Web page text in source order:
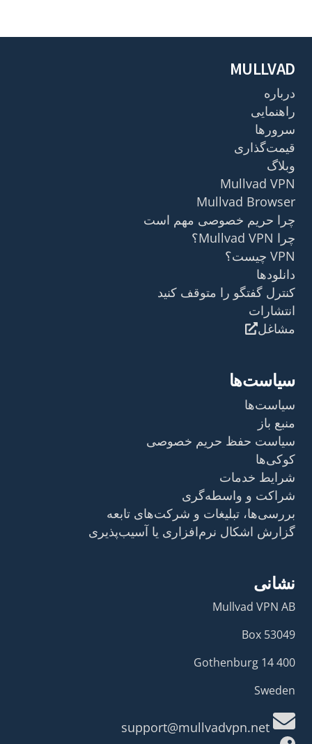
MULLVAD
درباره
راهنمایی
سرورها
قیمت‌گذاری
وبلاگ
Mullvad VPN
Mullvad Browser
چرا حریم خصوصی مهم است
چرا Mullvad VPN؟
VPN چیست؟
دانلودها
کنترل گفتگو را متوقف کنید
انتشارات
مشاغل
سیاست‌ها
سیاست‌ها
منبع باز
سیاست حفظ حریم خصوصی
کوکی‌ها
شرایط خدمات
شراکت و واسطه‌گری
بررسی‌ها، تبلیغات و شرکت‌های تابعه
گزارش اشکال نرم‌افزاری یا آسیب‌پذیری
نشانی
Mullvad VPN AB
Box 53049
400 14 Gothenburg
Sweden